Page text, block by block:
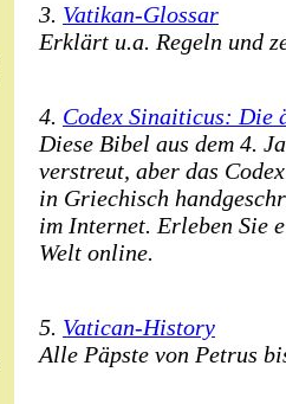
3. Vatikan-Glossar
Erklärt u.a. Regeln und
4. Codex Sinaiticus: Die
Diese Bibel aus dem 4.
verstreut, aber das
in Griechisch
im Internet. Erleben Sie
Welt online.
5. Vatican-History
Alle Päpste von Petrus